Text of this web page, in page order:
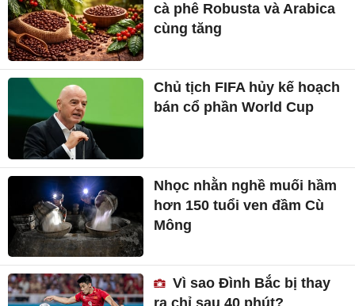
cà phê Robusta và Arabica
cùng tăng
Chủ tịch FIFA hủy kế hoạch
bán cổ phần World Cup
Nhọc nhằn nghề muối hầm
hơn 150 tuổi ven đầm Cù
Mông
Vì sao Đình Bắc bị thay